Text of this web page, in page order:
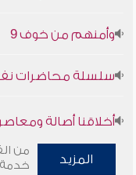
وأمنهم من خوف 9
سلسلة محاضرات نفحات
أخلاقنا أصالة
وأمنهم من خوف 9
المزيد
من
خدمة